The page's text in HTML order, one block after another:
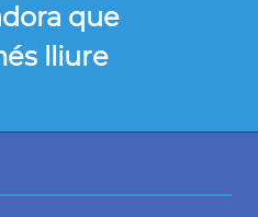
que
lliure